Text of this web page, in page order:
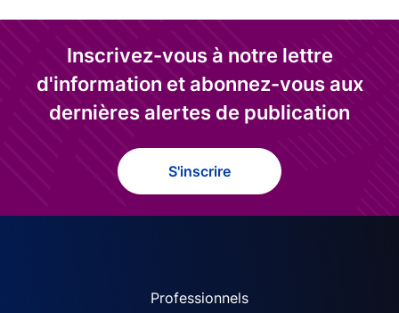
Inscrivez-vous à notre lettre
d'information et abonnez-vous aux
dernières alertes de publication
S'inscrire
ACPR site navigation
Professionnels